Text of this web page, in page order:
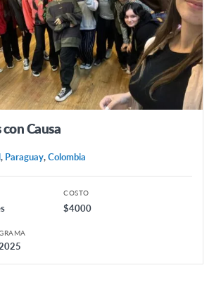
Causa
, Paraguay,Colombia
COSTO
$4000